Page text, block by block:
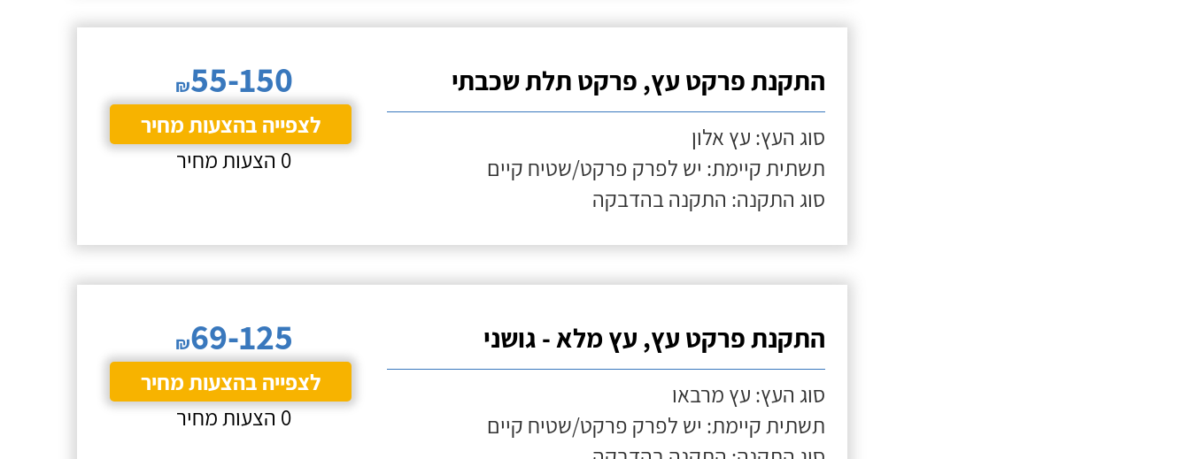
התקנת פרקט עץ, פרקט תלת שכבתי
סוג העץ: עץ אלון
תשתית קיימת: יש לפרק פרקט/שטיח קיים
סוג התקנה: התקנה בהדבקה
₪55-150
לצפייה בהצעות מחיר
0 הצעות מחיר
התקנת פרקט עץ, עץ מלא - גושני
סוג העץ: עץ מרבאו
תשתית קיימת: יש לפרק פרקט/שטיח קיים
₪69-125
לצפייה בהצעות מחיר
0 הצעות מחיר